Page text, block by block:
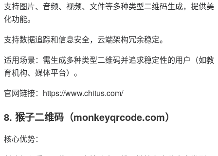
支持图片、音频、视频、文件等多种类型二维码生成，提供美
化功能。
支持数据追踪和信息安全，云端架构冗余稳定。
适用场景：需生成多种类型二维码并追求稳定性的用户（如教
育机构、媒体平台）。
官网链接：https://www.chitus.com/
8. 猴子二维码（monkeyqrcode.com）
核心优势：